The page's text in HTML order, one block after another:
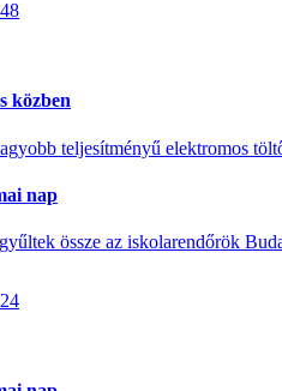
közben
teljesítményű elektromos
nap
össze az iskolarendőrök